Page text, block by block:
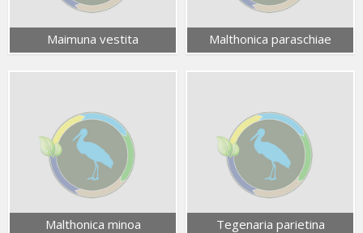
Maimuna vestita Malthonica paraschiae
Malthonica minoa Tegenaria parietina